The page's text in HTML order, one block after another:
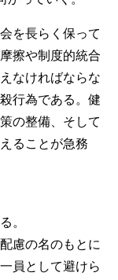
を長らく保って
擦や制度的統合
なければならな
行為である。健
の整備、そして
ることが急務
。
慮の名のもとに
員として避けら